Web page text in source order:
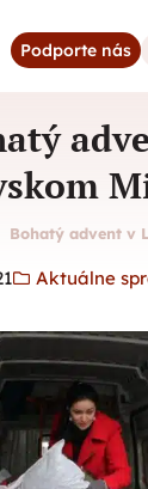
Podporte nás
Bohatý advent v
Aktuálne